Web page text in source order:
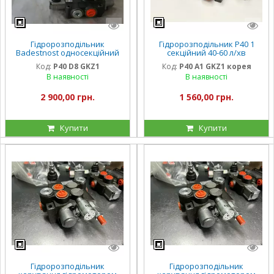
Гідророзподільник
Badestnost односекційний
Р40 D8 GKZ1 (Для
гідромотора) з фіксацією
Код: Р40 D8 GKZ1
В наявності
2 900,00 грн.
Купити
Гідророзподільник Р40 1
секційний 40-60 л/хв
корейський
Код: P40 A1 GKZ1 корея
В наявності
1 560,00 грн.
Купити
Гідророзподільник Гідророзподільник